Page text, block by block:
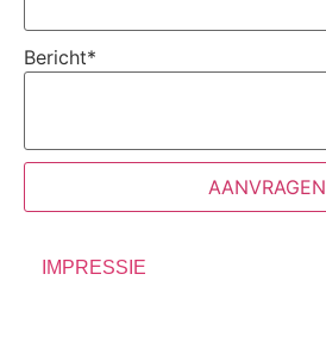
Bericht*
AANVRAGEN
IMPRESSIE